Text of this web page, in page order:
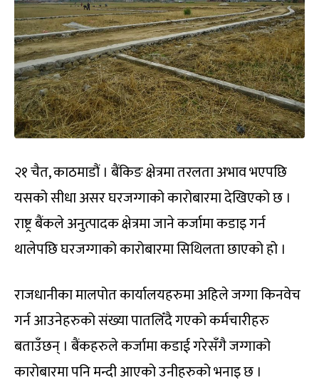
२१ चैत, काठमाडौं । बैंकिङ क्षेत्रमा तरलता अभाव भएपछि
यसको सीधा असर घरजग्गाको कारोबारमा देखिएको छ ।
राष्ट्र बैंकले अनुत्पादक क्षेत्रमा जाने कर्जामा कडाइ गर्न
थालेपछि घरजग्गाको कारोबारमा सिथिलता छाएको हो ।
राजधानीका मालपोत कार्यालयहरुमा अहिले जग्गा किनवेच
गर्न आउनेहरुको संख्या पातलिँदै गएको कर्मचारीहरु
बताउँछन् । बैंकहरुले कर्जामा कडाई गरेसँगै जग्गाको
कारोबारमा पनि मन्दी आएको उनीहरुको भनाइ छ ।